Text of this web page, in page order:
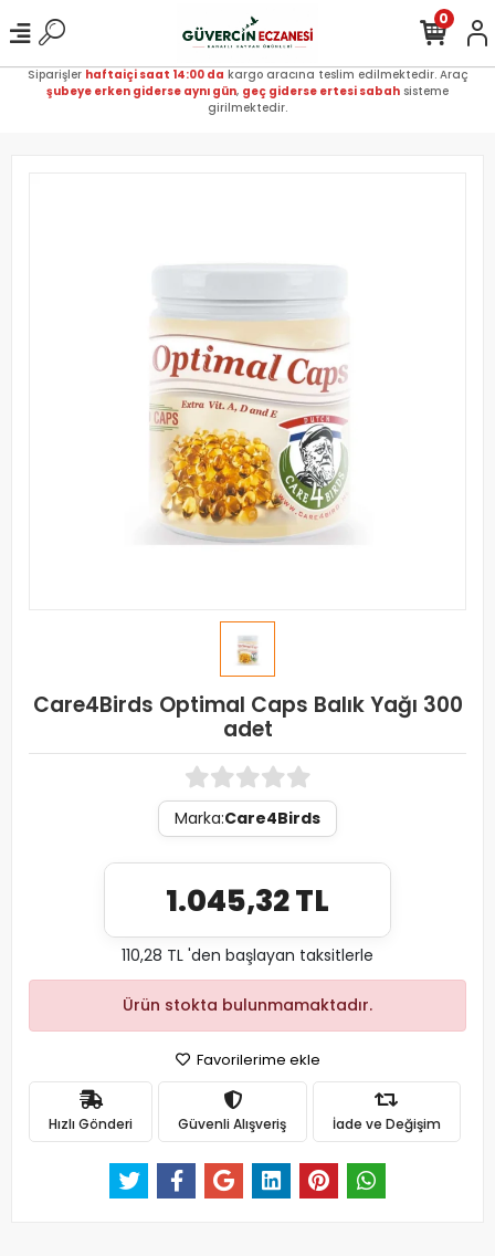
Siparişler haftaiçi saat 14:00 da kargo aracına teslim edilmektedir. Araç
şubeye erken giderse aynı gün, geç giderse ertesi sabah sisteme
girilmektedir.
0
Care4Birds Optimal Caps Balık Yağı 300
adet
Marka:Care4Birds
1.045,32 TL
110,28 TL 'den başlayan taksitlerle
Ürün stokta bulunmamaktadır.
Favorilerime ekle
Hızlı Gönderi Güvenli Alışveriş İade ve Değişim